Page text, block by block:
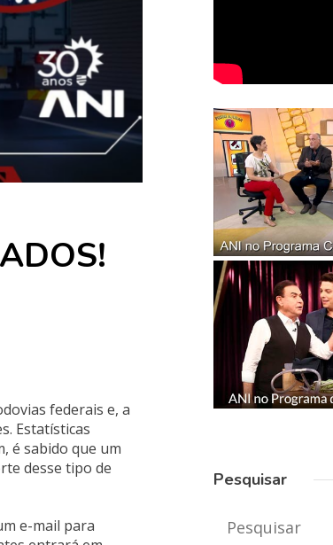
federais e, a
Estatísticas
é sabido que um
desse tipo de
e-mail para
Pesquisar